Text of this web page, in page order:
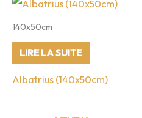
140x50cm
LIRE LA SUITE
Albatrius (140x50cm)